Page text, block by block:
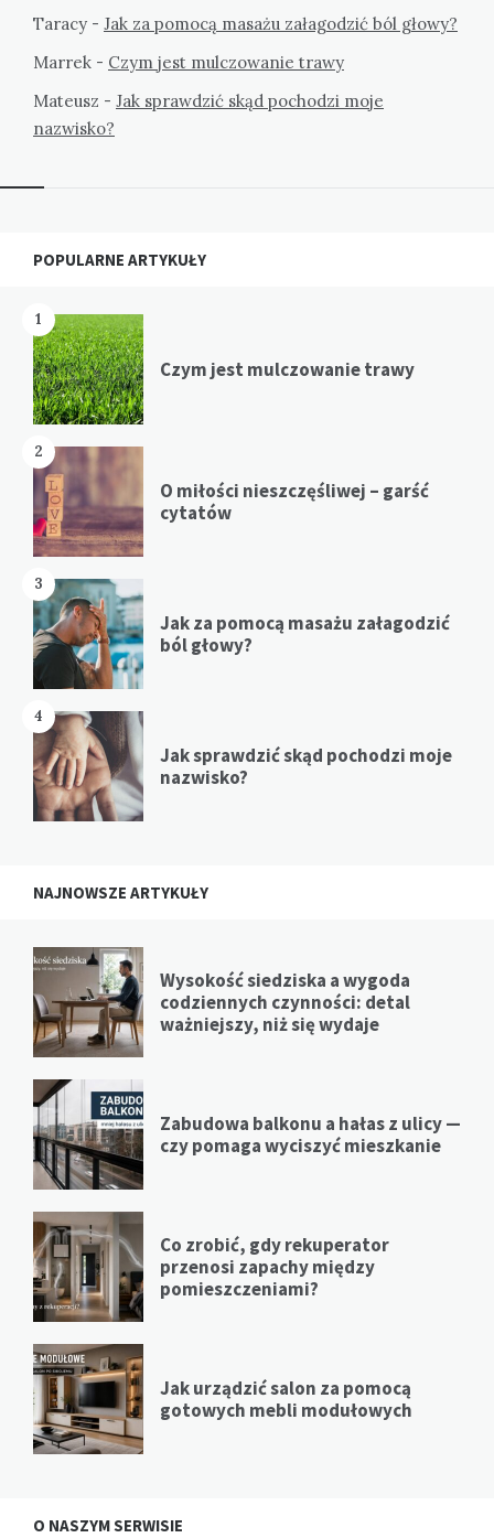
Taracy - Jak za pomocą masażu załagodzić ból głowy?
Marrek - Czym jest mulczowanie trawy
Mateusz - Jak sprawdzić skąd pochodzi moje
nazwisko?
Widgets
POPULARNE ARTYKUŁY
1
Czym jest mulczowanie trawy
2
O miłości nieszczęśliwej – garść
cytatów
3
Jak za pomocą masażu załagodzić
ból głowy?
4
Jak sprawdzić skąd pochodzi moje
nazwisko?
NAJNOWSZE ARTYKUŁY
Wysokość siedziska a wygoda
codziennych czynności: detal
ważniejszy, niż się wydaje
Zabudowa balkonu a hałas z ulicy —
czy pomaga wyciszyć mieszkanie
Co zrobić, gdy rekuperator
przenosi zapachy między
pomieszczeniami?
Jak urządzić salon za pomocą
gotowych mebli modułowych
O NASZYM SERWISIE